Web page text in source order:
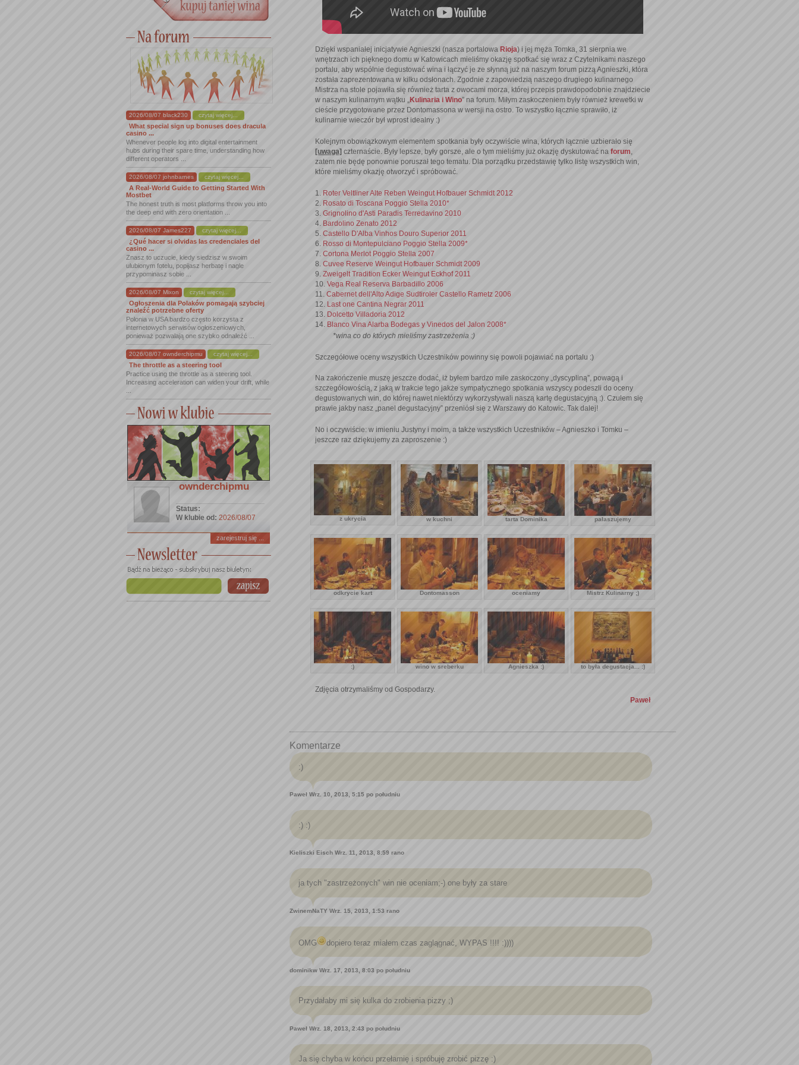
2026/08/07 black230 czytaj więcej...
What special sign up bonuses does dracula
casino ...
Whenever people log into digital entertainment
hubs during their spare time, understanding how
different operators ...
2026/08/07 johnbarnes czytaj więcej...
A Real-World Guide to Getting Started With
Mostbet
The honest truth is most platforms throw you into
the deep end with zero orientation ...
2026/08/07 James227 czytaj więcej...
¿Qué hacer si olvidas las credenciales del
casino ...
Znasz to uczucie, kiedy siedzisz w swoim
ulubionym fotelu, popijasz herbatę i nagle
przypominasz sobie ...
2026/08/07 Mixon czytaj więcej...
Ogłoszenia dla Polaków pomagają szybciej
znaleźć potrzebne oferty
Polonia w USA bardzo często korzysta z
internetowych serwisów ogłoszeniowych,
ponieważ pozwalają one szybko odnaleźć ...
2026/08/07 ownderchipmu czytaj więcej...
The throttle as a steering tool
Practice using the throttle as a steering tool.
Increasing acceleration can widen your drift, while
ownderchipmu
Status:
W klubie od: 2026/08/07
zarejestruj się ...
Dzięki wspaniałej inicjatywie Agnieszki (nasza portalowa Rioja) i jej męża Tomka, 31 sierpnia we
wnętrzach ich pięknego domu w Katowicach mieliśmy okazję spotkać się wraz z Czytelnikami naszego
portalu, aby wspólnie degustować wina i łączyć je ze słynną już na naszym forum pizzą Agnieszki, która
została zaprezentowana w kilku odsłonach. Zgodnie z zapowiedzią naszego drugiego kulinarnego
Mistrza na stole pojawiła się również tarta z owocami morza, której przepis prawdopodobnie znajdziecie
w naszym kulinarnym wątku „Kulinaria i Wino” na forum. Miłym zaskoczeniem były również krewetki w
cieście przygotowane przez Dontomassona w wersji na ostro. To wszystko łącznie sprawiło, iż
kulinarnie wieczór był wprost idealny :)
Kolejnym obowiązkowym elementem spotkania były oczywiście wina, których łącznie uzbierało się
[uwaga] czternaście. Były lepsze, były gorsze, ale o tym mieliśmy już okazję dyskutować na forum
zatem nie będę ponownie poruszał tego tematu. Dla porządku przedstawię tylko listę wszystkich win,
które mieliśmy okazję otworzyć i spróbować.
1. Roter Veltliner Alte Reben Weingut Hofbauer Schmidt 2012
2. Rosato di Toscana Poggio Stella 2010*
3. Grignolino d'Asti Paradis Terredavino 2010
4. Bardolino Zenato 2012
5. Castello D'Alba Vinhos Douro Superior 2011
6. Rosso di Montepulciano Poggio Stella 2009*
7. Cortona Merlot Poggio Stella 2007
8. Cuvee Reserve Weingut Hofbauer Schmidt 2009
9. Zweigelt Tradition Ecker Weingut Eckhof 2011
10. Vega Real Reserva Barbadillo 2006
11. Cabernet dell'Alto Adige Sudtiroler Castello Rametz 2006
12. Last one Cantina Negrar 2011
13. Dolcetto Villadoria 2012
14. Blanco Vina Alarba Bodegas y Vinedos del Jalon 2008*
*wina co do których mieliśmy zastrzeżenia :)
Szczegółowe oceny wszystkich Uczestników powinny się powoli pojawiać na portalu :)
Na zakończenie muszę jeszcze dodać, iż byłem bardzo mile zaskoczony „dyscypliną”, powagą i
szczegółowością, z jaką w trakcie tego jakże sympatycznego spotkania wszyscy podeszli do oceny
degustowanych win, do której nawet niektórzy wykorzystywali naszą kartę degustacyjną :). Czułem się
prawie jakby nasz „panel degustacyjny” przeniósł się z Warszawy do Katowic. Tak dalej!
No i oczywiście: w imieniu Justyny i moim, a także wszystkich Uczestników – Agnieszko i Tomku –
jeszcze raz dziękujemy za zaproszenie :)
z ukrycia w kuchni tarta Dominika pałaszujemy
odkrycie kart Dontomasson oceniamy Mistrz Kulinarny ;)
:) wino w sreberku Agnieszka :) to była degustacja... :)
Zdjęcia otrzymaliśmy od Gospodarzy.
Paweł
Komentarze
:)
Paweł Wrz. 10, 2013, 5:15 po południu
:) :)
Kieliszki Eisch Wrz. 11, 2013, 8:59 rano
ja tych "zastrzeżonych" win nie oceniam;-) one były za stare
ZwinemNaTY Wrz. 15, 2013, 1:53 rano
OMG dopiero teraz miałem czas zaglągnać, WYPAS !!!! :))))
dominikw Wrz. 17, 2013, 8:03 po południu
Przydałaby mi się kulka do zrobienia pizzy ;)
Paweł Wrz. 18, 2013, 2:43 po południu
Ja się chyba w końcu przełamię i spróbuję zrobić pizzę :)